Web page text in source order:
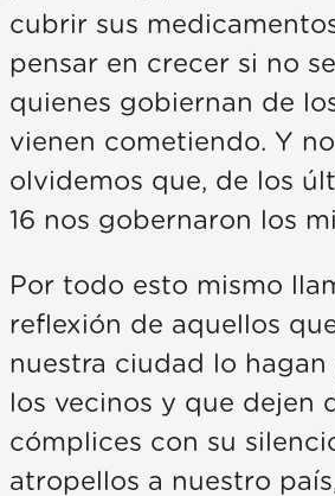
cubrir sus
pensar en crecer si no
quienes gobiernan de
vienen cometiendo. Y
olvidemos que, de los
16 nos gobernaron los
Por todo esto mismo
reflexión de aquellos
nuestra ciudad lo hagan
los vecinos y que dejen
cómplices con su
atropellos a nuestro